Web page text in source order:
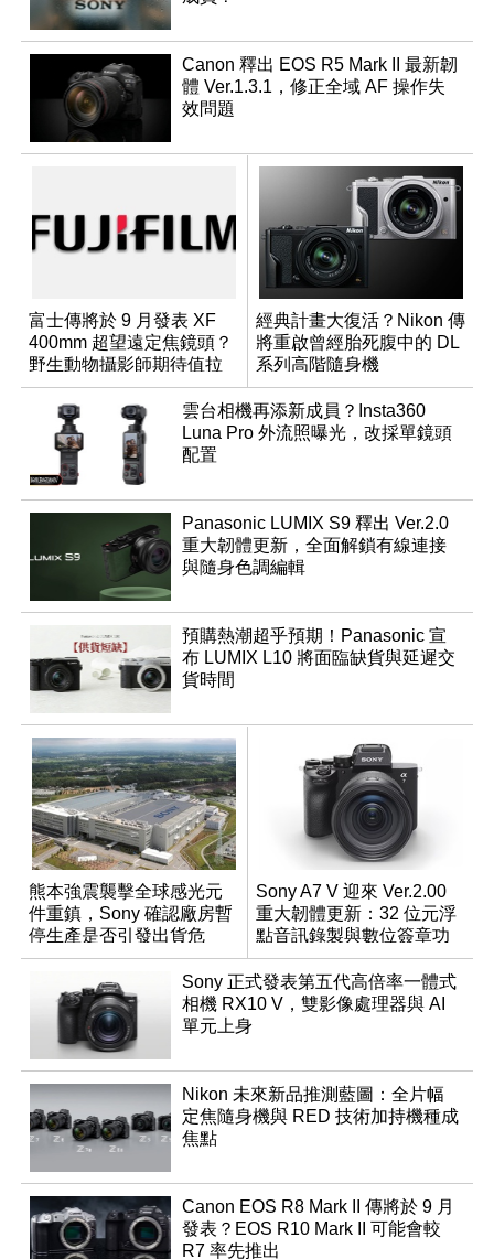
Canon 釋出 EOS R5 Mark II 最新韌
體 Ver.1.3.1，修正全域 AF 操作失
效問題
富士傳將於 9 月發表 XF
400mm 超望遠定焦鏡頭？
野生動物攝影師期待值拉
滿
經典計畫大復活？Nikon 傳
將重啟曾經胎死腹中的 DL
系列高階隨身機
雲台相機再添新成員？Insta360
Luna Pro 外流照曝光，改採單鏡頭
配置
Panasonic LUMIX S9 釋出 Ver.2.0
重大韌體更新，全面解鎖有線連接
與隨身色調編輯
預購熱潮超乎預期！Panasonic 宣
布 LUMIX L10 將面臨缺貨與延遲交
貨時間
熊本強震襲擊全球感光元
件重鎮，Sony 確認廠房暫
停生產是否引發出貨危
機？
Sony A7 V 迎來 Ver.2.00
重大韌體更新：32 位元浮
點音訊錄製與數位簽章功
能登場
Sony 正式發表第五代高倍率一體式
相機 RX10 V，雙影像處理器與 AI
單元上身
Nikon 未來新品推測藍圖：全片幅
定焦隨身機與 RED 技術加持機種成
焦點
Canon EOS R8 Mark II 傳將於 9 月
發表？EOS R10 Mark II 可能會較
R7 率先推出